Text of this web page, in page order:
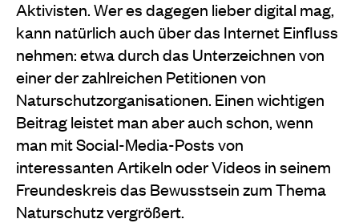
Aktivisten. Wer es dagegen lieber digital mag,
kann natürlich auch über das Internet Einfluss
nehmen: etwa durch das Unterzeichnen von
einer der zahlreichen Petitionen von
Naturschutzorganisationen. Einen wichtigen
Beitrag leistet man aber auch schon, wenn
man mit Social-Media-Posts von
interessanten Artikeln oder Videos in seinem
Freundeskreis das Bewusstsein zum Thema
Naturschutz vergrößert.